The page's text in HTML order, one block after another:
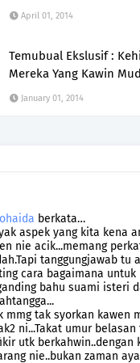
April 01, 2014
Temubual Ekslusif :
Mereka Yang Kawin
January 01, 2014
berkata…
aspek yang kita kena
nie acik...memang
tanggungjawab tu
cara bagaimana
bahu suami isteri
mmg tak syorkan kawen
ni...Takat umur
utk berkahwin..dengan
nie..bukan zaman